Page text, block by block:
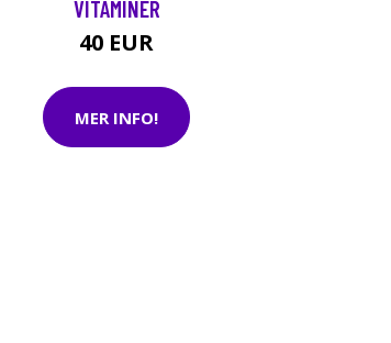
VITAMINER
40 EUR
MER INFO!